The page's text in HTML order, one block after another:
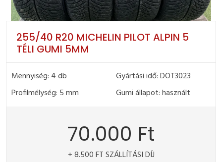
255/40 R20 MICHELIN PILOT ALPIN 5
TÉLI GUMI 5MM
Mennyiség: 4 db
Gyártási idő: DOT3023
Profilmélység: 5 mm
Gumi állapot: használt
70.000 Ft
+ 8.500 FT SZÁLLÍTÁSI DÍJ